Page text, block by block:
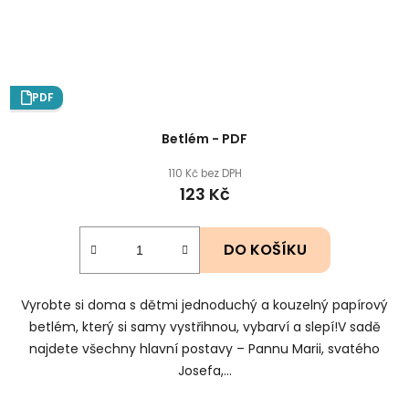
PDF
Betlém - PDF
110 Kč bez DPH
123 Kč
DO KOŠÍKU
Vyrobte si doma s dětmi jednoduchý a kouzelný papírový
betlém, který si samy vystřihnou, vybarví a slepí!V sadě
najdete všechny hlavní postavy – Pannu Marii, svatého
Josefa,...